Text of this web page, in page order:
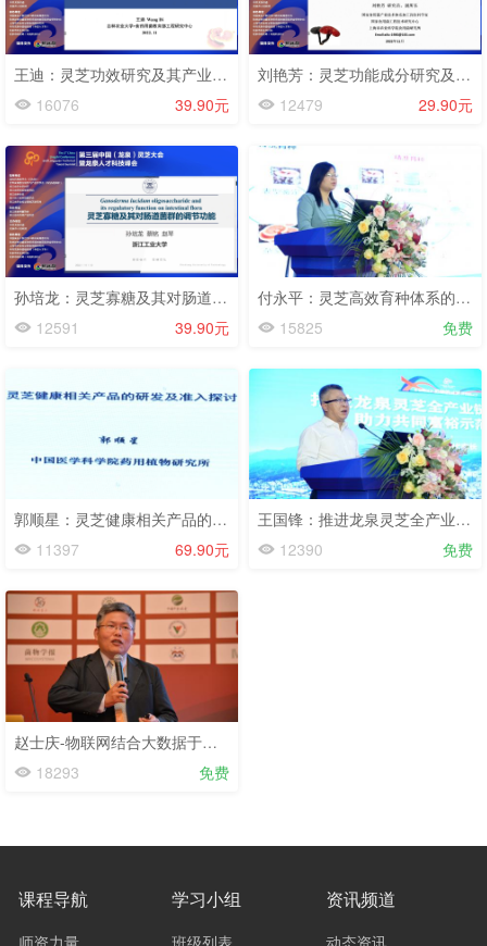
王迪：灵芝功效研究及其产业化探索-第三届灵芝大会-2022.11.13
16076
39.90元
刘艳芳：灵芝功能成分研究及产品开发-第三届灵芝大会-2022.11.13
12479
29.90元
孙培龙：灵芝寡糖及其对肠道菌群的调节功能-第三届灵芝大会-2022.11.13
12591
39.90元
付永平：灵芝高效育种体系的建立及应用-第三届灵芝大会-2022.11.13
15825
免费
郭顺星：灵芝健康相关产品的研发及准入探讨-第三届灵芝大会-2022.11.13
11397
69.90元
王国锋：推进龙泉灵芝全产业链高质量发展助力共同富裕示范区建设-第三届灵芝大会-2022.11.13
12390
免费
赵士庆-物联网结合大数据于蛹虫草产业生产管理之应用-第三届虫草大会-2019.7.12
18293
免费
课程导航
师资力量
学习小组
班级列表
资讯频道
动态资讯